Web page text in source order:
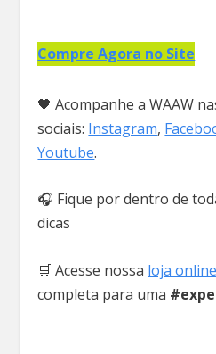
Compre Agora no Site
🖤 Acompanhe a WAAW
sociais: Instagram,
Youtube.
🎧 Fique por dentro de
dicas
🛒 Acesse nossa loja online
completa para uma